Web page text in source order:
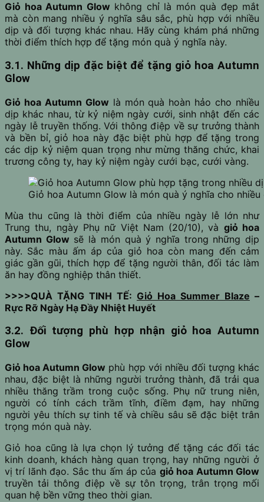
Giỏ hoa Autumn Glow không chỉ là món quà đẹp mắt
mà còn mang nhiều ý nghĩa sâu sắc, phù hợp với nhiều
dịp và đối tượng khác nhau. Hãy cùng khám phá những
thời điểm thích hợp để tặng món quà ý nghĩa này.
3.1. Những dịp đặc biệt để tặng giỏ hoa Autumn
Glow
Giỏ hoa Autumn Glow là món quà hoàn hảo cho nhiều
dịp khác nhau, từ kỷ niệm ngày cưới, sinh nhật đến các
ngày lễ truyền thống. Với thông điệp về sự trưởng thành
và bền bỉ, giỏ hoa này đặc biệt phù hợp để tặng trong
các dịp kỷ niệm quan trọng như mừng thăng chức, khai
trương công ty, hay kỷ niệm ngày cưới bạc, cưới vàng.
Giỏ hoa Autumn Glow là món quà ý nghĩa cho
Mùa thu cũng là thời điểm của nhiều ngày lễ lớn như
Trung thu, ngày Phụ nữ Việt Nam (20/10), và giỏ hoa
Autumn Glow sẽ là món quà ý nghĩa trong những dịp
này. Sắc màu ấm áp của giỏ hoa còn mang đến cảm
giác gần gũi, thích hợp để tặng người thân, đối tác làm
ăn hay đồng nghiệp thân thiết.
>>>>QUÀ TẶNG TINH TẾ: Giỏ Hoa Summer Blaze –
Rực Rỡ Ngày Hạ Đầy Nhiệt Huyết
3.2. Đối tượng phù hợp nhận giỏ hoa Autumn
Glow
Giỏ hoa Autumn Glow phù hợp với nhiều đối tượng khác
nhau, đặc biệt là những người trưởng thành, đã trải qua
nhiều thăng trầm trong cuộc sống. Phụ nữ trung niên,
người có tính cách trầm tĩnh, điềm đạm, hay những
người yêu thích sự tinh tế và chiều sâu sẽ đặc biệt trân
trọng món quà này.
Giỏ hoa cũng là lựa chọn lý tưởng để tặng các đối tác
kinh doanh, khách hàng quan trọng, hay những người ở
vị trí lãnh đạo. Sắc thu ấm áp của giỏ hoa Autumn Glow
truyền tải thông điệp về sự tôn trọng, trân trọng mối
quan hệ bền vững theo thời gian.